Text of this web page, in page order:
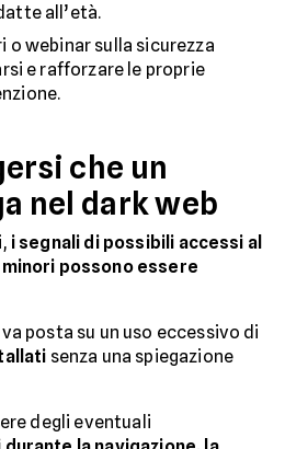
all’età.
o webinar sulla sicurezza
e rafforzare le proprie
che un
nel dark web
i segnali di possibili accessi al
possono essere
posta su un uso eccessivo di
senza una spiegazione
degli eventuali